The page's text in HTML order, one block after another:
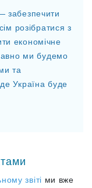
забезпечити
розібратися з
економічне
ми будемо
та
Україна буде
звіті ми вже